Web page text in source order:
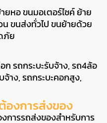
หอ ขนมอเตอร์ไซค์ ย้าย
ขนส่งทั่วไป ขนย้ายด้วย
ภัย
ก รถกระบะรับจ้าง, รถ4ล้อ
าง, รถกระบะคอกสูง,
องการส่งของ
การรถส่งของสำหรับการ